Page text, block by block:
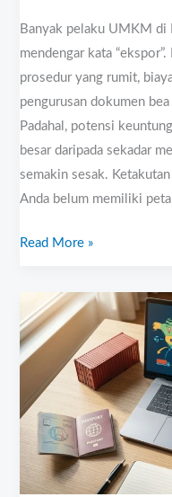
Banyak pelaku UMKM di
mendengar kata
prosedur yang rumit,
pengurusan dokumen
Padahal, potensi
besar daripada sekadar
semakin sesak.
Anda belum memiliki peta
Read More »
Kelas
Ekspor
Online
To
Be
Exporter”
Khusus